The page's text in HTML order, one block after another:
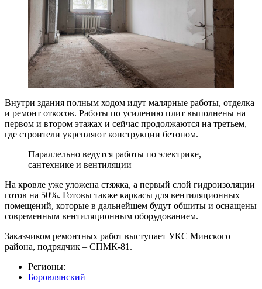
Внутри здания полным ходом идут малярные работы, отделка
и ремонт откосов. Работы по усилению плит выполнены на
первом и втором этажах и сейчас продолжаются на третьем,
где строители укрепляют конструкции бетоном.
Параллельно ведутся работы по электрике,
сантехнике и вентиляции
На кровле уже уложена стяжка, а первый слой гидроизоляции
готов на 50%. Готовы также каркасы для вентиляционных
помещений, которые в дальнейшем будут обшиты и оснащены
современным вентиляционным оборудованием.
Заказчиком ремонтных работ выступает УКС Минского
района, подрядчик – СПМК-81.
Регионы:
Боровлянский